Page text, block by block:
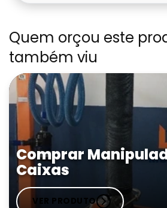
Comprar Manipulador A
Manipulador A Vácuo Para
Manipulador A Vácuo Para
Comprar Manipulador A
Manipulador À Vácuo Para
Quem orçou este
também viu
Comprar
Caixas
VER PRODUTO